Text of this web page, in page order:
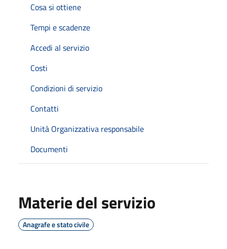
Cosa si ottiene
Tempi e scadenze
Accedi al servizio
Costi
Condizioni di servizio
Contatti
Unità Organizzativa responsabile
Documenti
Materie del servizio
Anagrafe e stato civile